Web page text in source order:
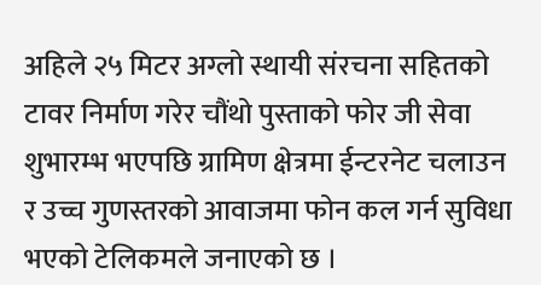
अहिले २५ मिटर अग्लो स्थायी संरचना सहितको
टावर निर्माण गरेर चौंथो पुस्ताको फोर जी सेवा
शुभारम्भ भएपछि ग्रामिण क्षेत्रमा ईन्टरनेट चलाउन
र उच्च गुणस्तरको आवाजमा फोन कल गर्न सुविधा
भएको टेलिकमले जनाएको छ ।